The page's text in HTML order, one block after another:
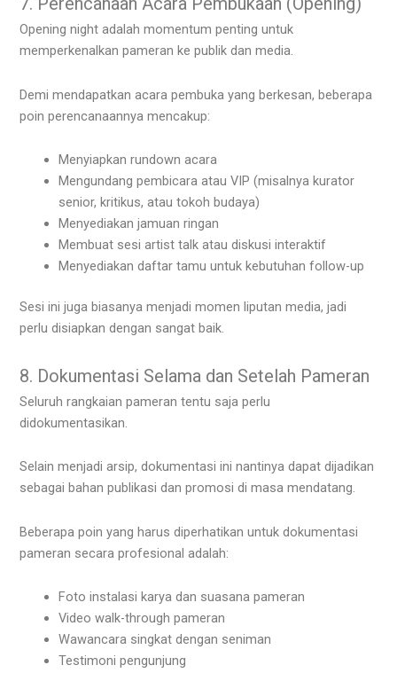
Opening night adalah momentum penting untuk
memperkenalkan pameran ke publik dan media.
Demi mendapatkan acara pembuka yang berkesan, beberapa
poin perencanaannya mencakup:
Menyiapkan rundown acara
Mengundang pembicara atau VIP (misalnya kurator
senior, kritikus, atau tokoh budaya)
Menyediakan jamuan ringan
Membuat sesi artist talk atau diskusi interaktif
Menyediakan daftar tamu untuk kebutuhan follow-up
Sesi ini juga biasanya menjadi momen liputan media, jadi
perlu disiapkan dengan sangat baik.
8. Dokumentasi Selama dan Setelah Pameran
Seluruh rangkaian pameran tentu saja perlu
didokumentasikan.
Selain menjadi arsip, dokumentasi ini nantinya dapat dijadikan
sebagai bahan publikasi dan promosi di masa mendatang.
Beberapa poin yang harus diperhatikan untuk dokumentasi
pameran secara profesional adalah:
Foto instalasi karya dan suasana pameran
Video walk-through pameran
Wawancara singkat dengan seniman
Testimoni pengunjung